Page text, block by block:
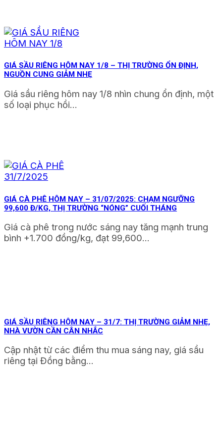
GIÁ SẦU RIÊNG HÔM NAY 1/8 – THỊ TRƯỜNG ỔN ĐỊNH,
NGUỒN CUNG GIẢM NHẸ
Giá sầu riêng hôm nay 1/8 nhìn chung ổn định, một
số loại phục hồi...
GIÁ CÀ PHÊ HÔM NAY – 31/07/2025: CHẠM NGƯỠNG
99,600 Đ/KG, THỊ TRƯỜNG “NÓNG” CUỐI THÁNG
Giá cà phê trong nước sáng nay tăng mạnh trung
bình +1.700 đồng/kg, đạt 99,600...
GIÁ SẦU RIÊNG HÔM NAY – 31/7: THỊ TRƯỜNG GIẢM NHẸ,
NHÀ VƯỜN CẦN CÂN NHẮC
Cập nhật từ các điểm thu mua sáng nay, giá sầu
riêng tại Đồng bằng...